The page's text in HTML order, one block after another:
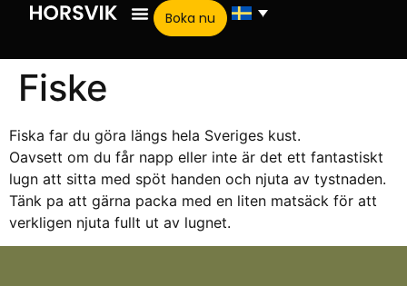
Boka nu
Fiske
Fiska far du göra längs hela Sveriges kust.
Oavsett om du får napp eller inte är det ett fantastiskt
lugn att sitta med spöt handen och njuta av tystnaden.
Tänk pa att gärna packa med en liten matsäck för att
verkligen njuta fullt ut av lugnet.